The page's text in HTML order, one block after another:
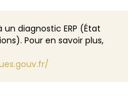
diagnostic ERP (État
Pour en savoir plus,